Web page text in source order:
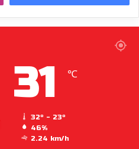
31 ℃
32º - 23º
46%
2.24 km/h